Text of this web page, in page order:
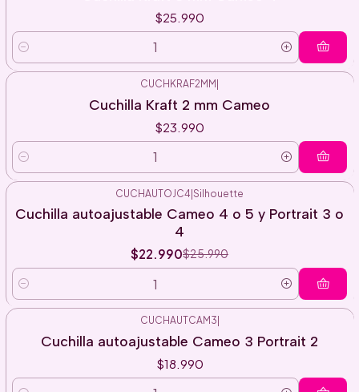
$25.990
Cantidad
CUCHKRAF2MM
Cuchilla Kraft 2 mm Cameo
$23.990
Cantidad
-12%
OFF
CUCHAUTOJC4|Silhouette
Cuchilla autoajustable Cameo 4 o 5 y Portrait 3 o
4
$22.990$25.990
Cantidad
CUCHAUTCAM3
Cuchilla autoajustable Cameo 3 Portrait 2
$18.990